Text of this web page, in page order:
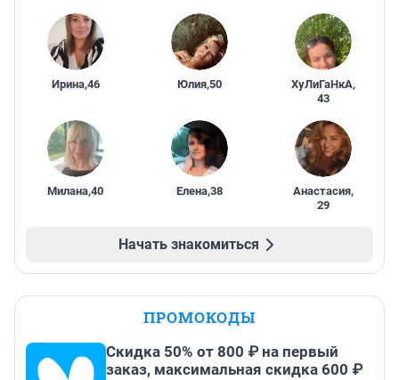
Ирина,46 Юлия,50 ХуЛиГаНкА,
43
Милана,40 Елена,38 Анастасия,
29
Начать знакомиться
ПРОМОКОДЫ
Скидка 50% от 800 ₽ на первый
заказ, максимальная скидка 600 ₽